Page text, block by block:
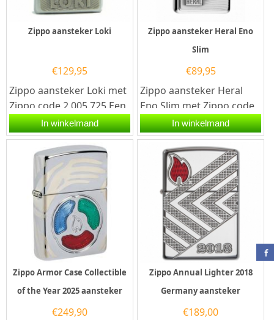
Zippo aansteker Loki
€129,95
Zippo aansteker Loki met
Zippo code 2.005.725.Een
Zippo aansteker is een
kwalitatief...
In winkelmand
Zippo aansteker Heral Eno
Slim
€89,95
Zippo aansteker Heral
Eno Slim met Zippo code
2.004.075.Een Zippo
aansteker is een
kwalitatief...
In winkelmand
Zippo Armor Case Collectible
of the Year 2025 aansteker
€249,90
Zippo Annual Lighter 2018
Germany aansteker
€189,00